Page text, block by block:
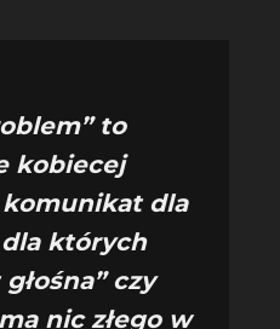
to
kobiecej
komunikat dla
których
czy
nic złego w